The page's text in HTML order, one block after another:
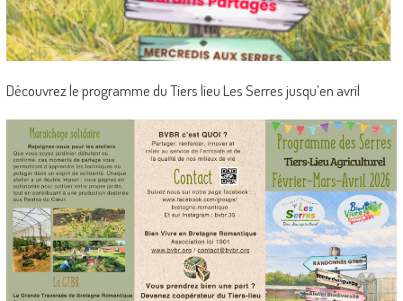
Découvrez le programme du Tiers lieu Les Serres jusqu’en avril